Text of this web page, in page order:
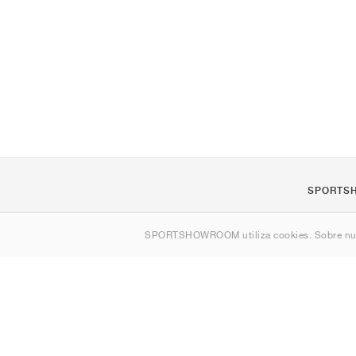
SPORTSHOWROOM utiliza cookies. Sobre
Contacto